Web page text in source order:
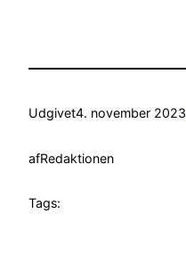
Udgivet4. november 2023
afRedaktionen
Tags: